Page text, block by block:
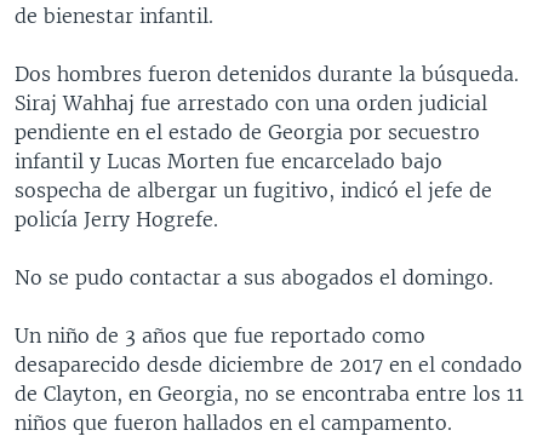
de bienestar infantil.
Dos hombres fueron detenidos durante la búsqueda.
Siraj Wahhaj fue arrestado con una orden judicial
pendiente en el estado de Georgia por secuestro
infantil y Lucas Morten fue encarcelado bajo
sospecha de albergar un fugitivo, indicó el jefe de
policía Jerry Hogrefe.
No se pudo contactar a sus abogados el domingo.
Un niño de 3 años que fue reportado como
desaparecido desde diciembre de 2017 en el condado
de Clayton, en Georgia, no se encontraba entre los 11
niños que fueron hallados en el campamento.